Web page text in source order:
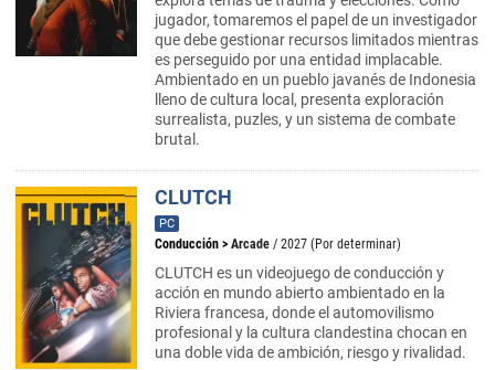
jugador, tomaremos el papel de un investigador
que debe gestionar recursos limitados mientras
es perseguido por una entidad implacable.
Ambientado en un pueblo javanés de Indonesia
lleno de cultura local, presenta exploración
surrealista, puzles, y un sistema de combate
brutal.
CLUTCH
PC
Conducción > Arcade / 2027 (Por determinar)
CLUTCH es un videojuego de conducción y
acción en mundo abierto ambientado en la
Riviera francesa, donde el automovilismo
profesional y la cultura clandestina chocan en
una doble vida de ambición, riesgo y rivalidad.